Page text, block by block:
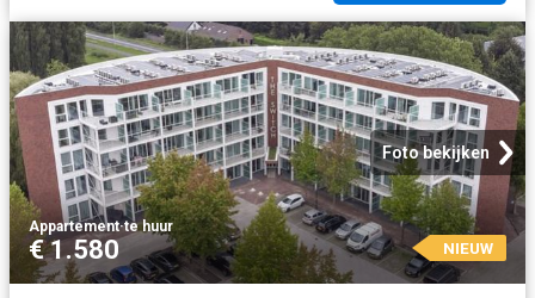
Foto bekijken
Appartement·te huur
€ 1.580 NIEUW